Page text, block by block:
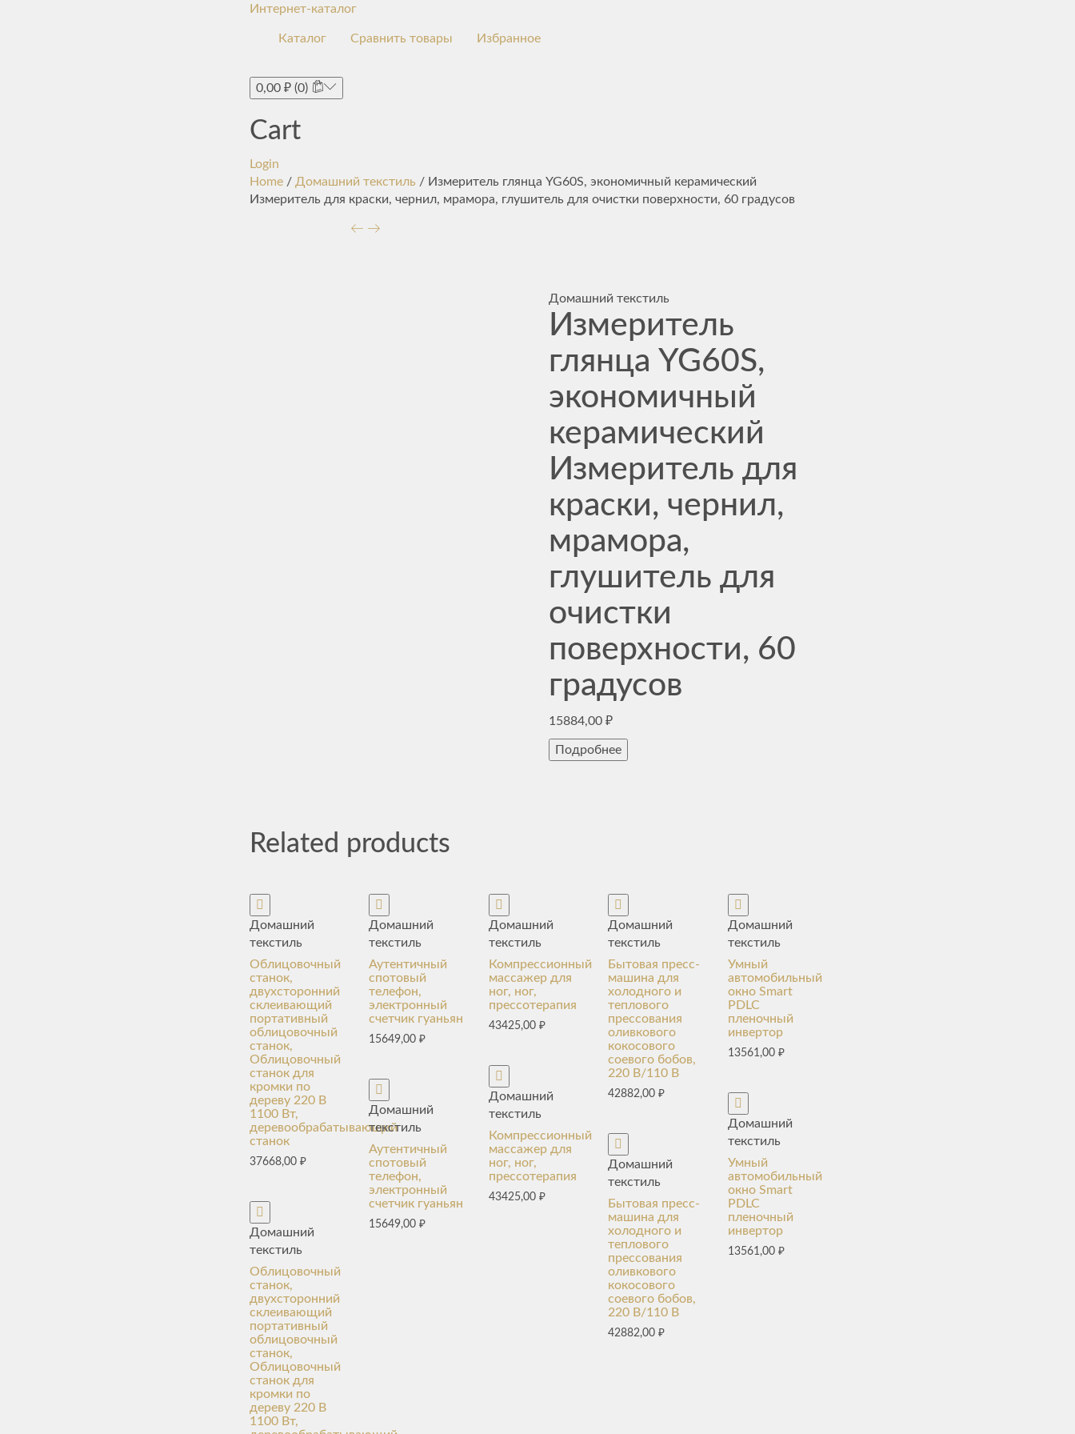
Интернет-каталог
Каталог Сравнить товары Избранное
0,00 ₽ (0)
Cart
Login
Home / Домашний текстиль / Измеритель глянца YG60S, экономичный керамический
Измеритель для краски, чернил, мрамора, глушитель для очистки поверхности, 60 градусов
Домашний текстиль
Измеритель
глянца YG60S,
экономичный
керамический
Измеритель для
краски, чернил,
мрамора,
глушитель для
очистки
поверхности, 60
градусов
15884,00₽
Подробнее
Related products
Домашний
текстиль
Облицовочный
станок,
двухсторонний
склеивающий
портативный
облицовочный
станок,
Облицовочный
станок для
кромки по
дереву 220 В
1100 Вт,
деревообрабатывающий
станок
37668,00 ₽
Домашний
текстиль
Облицовочный
станок,
двухсторонний
склеивающий
портативный
облицовочный
станок,
Облицовочный
станок для
кромки по
дереву 220 В
1100 Вт,
Домашний
текстиль
Аутентичный
спотовый
телефон,
электронный
счетчик гуаньян
15649,00₽
Домашний
текстиль
Аутентичный
спотовый
телефон,
электронный
счетчик гуаньян
15649,00₽
Домашний
текстиль
Компрессионный
массажер для
ног, ног,
прессотерапия
43425,00 ₽
Домашний
текстиль
Компрессионный
массажер для
ног, ног,
прессотерапия
43425,00 ₽
Домашний
текстиль
Бытовая пресс-
машина для
холодного и
теплового
прессования
оливкового
кокосового
соевого бобов,
220 В/110 В
42882,00₽
Домашний
текстиль
Бытовая пресс-
машина для
холодного и
теплового
прессования
оливкового
кокосового
соевого бобов,
220 В/110 В
42882,00₽
Домашний
текстиль
Умный
автомобильный
окно Smart
PDLC
пленочный
инвертор
13561,00 ₽
Домашний
текстиль
Умный
автомобильный
окно Smart
PDLC
пленочный
инвертор
13561,00 ₽